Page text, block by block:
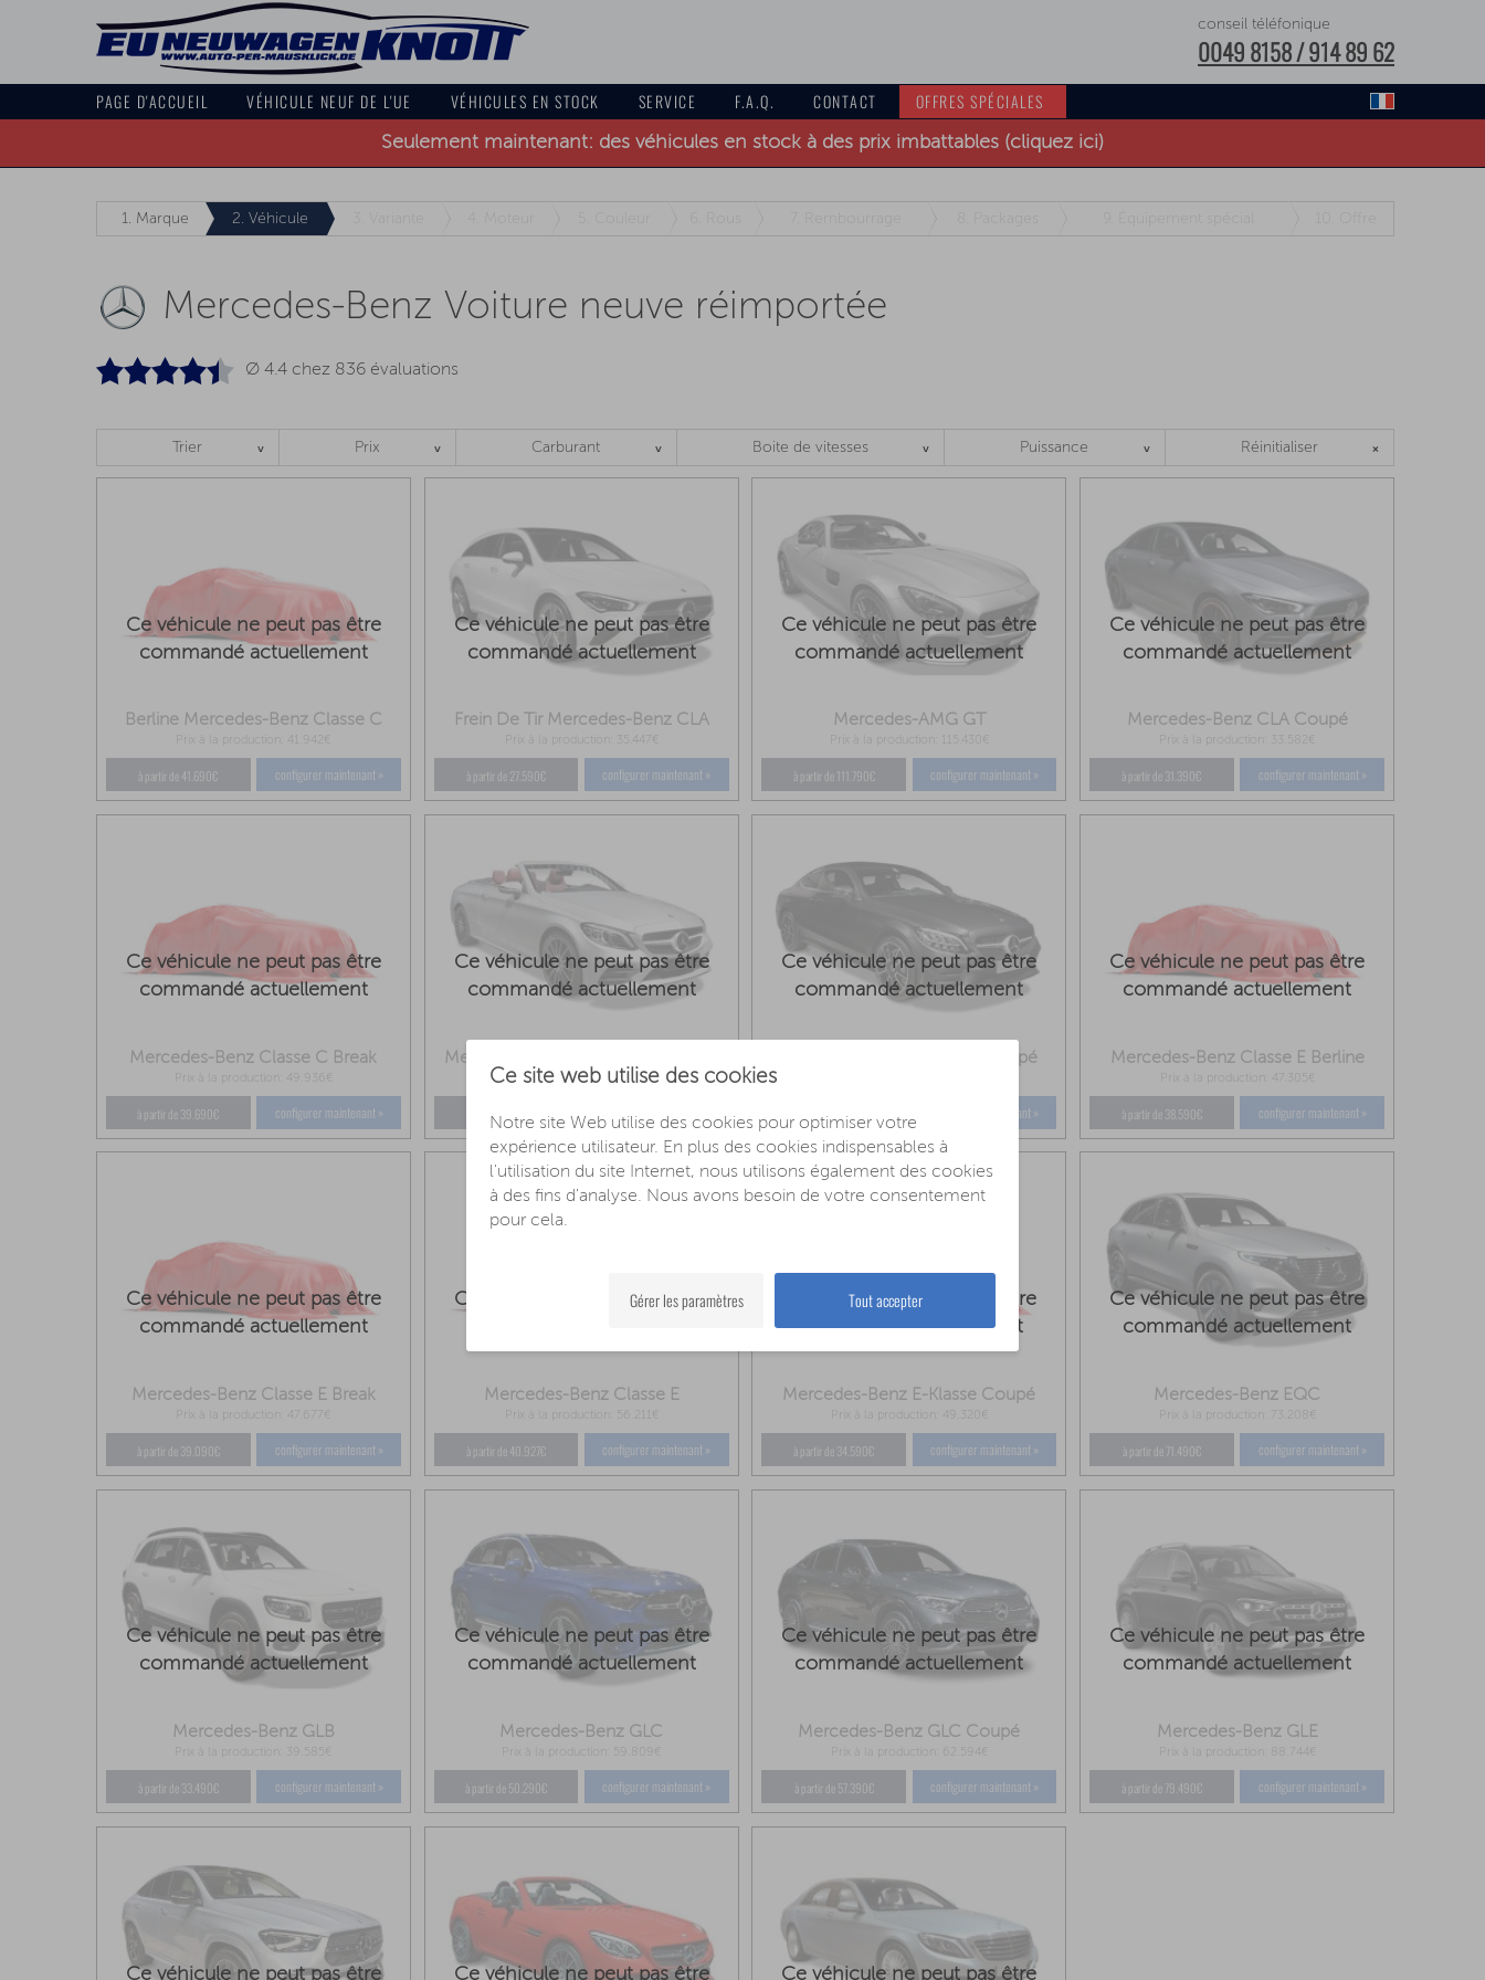
conseil téléfonique
0049 8158 / 914 89 62
PAGE D'ACCUEIL VÉHICULE NEUF DE L'UE VÉHICULES EN STOCK SERVICE F.A.Q. CONTACT OFFRES SPÉCIALES
Seulement maintenant: des véhicules en stock à des prix imbattables (cliquez ici)
1. Marque 2. Véhicule
Mercedes-Benz Voiture neuve réimportée
Ø 4.4 chez 836 évaluations
Trier Prix Carburant Boite de vitesses Puissance Réinitialiser
Ce véhicule ne peut pas être
commandé actuellement
Berline Mercedes-Benz Classe C
Prix à la production: 41.942€
à partir de 41.690€ configurer maintenant »
Ce véhicule ne peut pas être
commandé actuellement
Frein De Tir Mercedes-Benz CLA
Prix à la production: 35.447€
à partir de 27.590€ configurer maintenant »
Ce véhicule ne peut pas être
commandé actuellement
Mercedes-AMG GT
Prix à la production: 115.430€
à partir de 111.790€ configurer maintenant »
Ce véhicule ne peut pas être
commandé actuellement
Mercedes-Benz CLA Coupé
Prix à la production: 33.582€
à partir de 31.390€ configurer maintenant »
Ce véhicule ne peut pas être
commandé actuellement
Mercedes-Benz Classe C Break
Prix à la production: 49.936€
à partir de 39.690€ configurer maintenant »
Ce véhicule ne peut pas être
commandé actuellement
Mercedes-Benz Classe C Cabriolet
Prix à la production: 45.460€
à partir de 41.090€ configurer maintenant »
Ce véhicule ne peut pas être
commandé actuellement
Mercedes-Benz Classe C Coupé
à partir de 33.790€ configurer maintenant »
Ce véhicule ne peut pas être
commandé actuellement
Mercedes-Benz Classe E Berline
Prix à la production: 47.305€
à partir de 38.590€ configurer maintenant »
Ce véhicule ne peut pas être
commandé actuellement
Mercedes-Benz Classe E Break
Prix à la production: 47.677€
à partir de 39.090€ configurer maintenant »
Ce véhicule ne peut pas être
Mercedes-Benz Classe E
Décapotable
Prix à la production: 56.211€
à partir de 40.927€ configurer maintenant »
Ce véhicule ne peut pas être
commandé actuellement
Mercedes-Benz E-Klasse Coupé
Prix à la production: 49.320€
à partir de 34.590€ configurer maintenant »
Ce véhicule ne peut pas être
commandé actuellement
Mercedes-Benz EQC
Prix à la production: 73.208€
à partir de 71.490€ configurer maintenant »
Ce véhicule ne peut pas être
commandé actuellement
Mercedes-Benz GLB
Prix à la production: 39.585€
à partir de 33.490€ configurer maintenant »
Ce véhicule ne peut pas être
commandé actuellement
Mercedes-Benz GLC
Prix à la production: 59.809€
à partir de 50.290€ configurer maintenant »
Ce véhicule ne peut pas être
commandé actuellement
Mercedes-Benz GLC Coupé
Prix à la production: 62.594€
à partir de 57.390€ configurer maintenant »
Ce véhicule ne peut pas être
commandé actuellement
Mercedes-Benz GLE
Prix à la production: 88.744€
à partir de 79.490€ configurer maintenant »
Ce véhicule ne peut pas être Ce véhicule ne peut pas être Ce véhicule ne peut pas être
Ce site web utilise des cookies
Notre site Web utilise des cookies pour optimiser votre
expérience utilisateur. En plus des cookies indispensables à
l'utilisation du site Internet, nous utilisons également des cookies
à des fins d'analyse. Nous avons besoin de votre consentement
pour cela.
Tout accepter
Gérer les paramètres